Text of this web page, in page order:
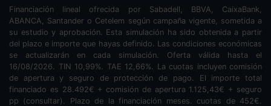
Financiación lineal ofrecida por Sabadell, BBVA, CaixaBank,
ABANCA, Santander o Cetelem según campaña vigente, sometida a
su estudio y aprobación. Esta simulación ha sido obtenida a partir
del plazo e importe que hayas definido. Las condiciones económicas
se actualizarán en cada simulación. Oferta válida hasta el
16/08/2026. TIN 10,99%. TAE 12,66%. La cuotas incluyen comisión
de apertura y seguro de protección de pago. El importe total
financiado es 28.492€ + comisión de apertura 1.125,43€ + seguro
pp (consultar). Plazo de la financiación meses. cuotas de 452€.